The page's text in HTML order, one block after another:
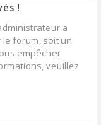
!
a
forum, soit un
empêcher
veuillez